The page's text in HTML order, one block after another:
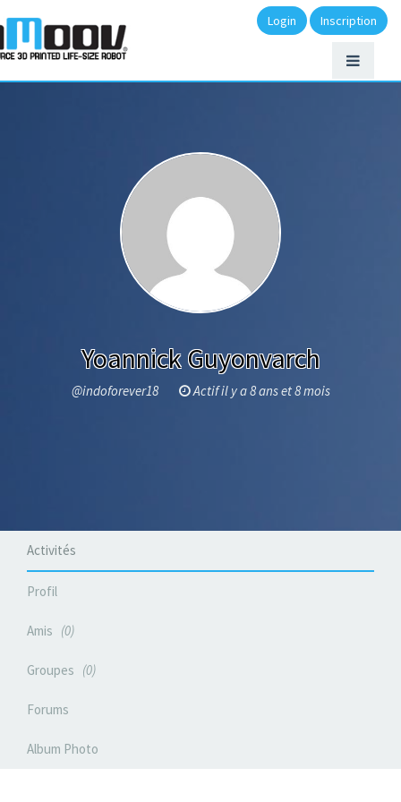
Login Inscription
Yoannick Guyonvarch
@indoforever18 Actif il y a 8 ans et 8 mois
Activités
Profil
Amis 0
Groupes 0
Forums
Album Photo